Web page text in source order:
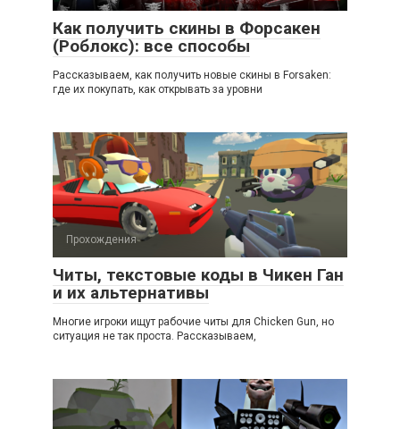
Как получить скины в Форсакен
(Роблокс): все способы
Рассказываем, как получить новые скины в Forsaken:
где их покупать, как открывать за уровни
Прохождения
Читы, текстовые коды в Чикен Ган
и их альтернативы
Многие игроки ищут рабочие читы для Chicken Gun, но
ситуация не так проста. Рассказываем,